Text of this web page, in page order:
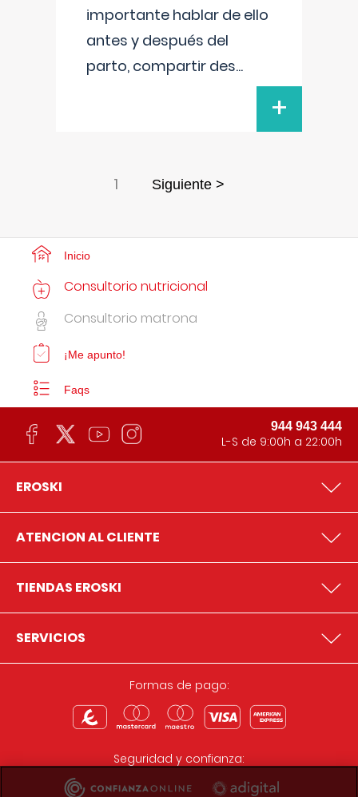
importante hablar de ello
antes y después del
parto, compartir des...
+
1 Siguiente >
Inicio
Consultorio nutricional
Consultorio matrona
¡Me apunto!
Faqs
944 943 444
L-S de 9:00h a 22:00h
EROSKI
ATENCION AL CLIENTE
TIENDAS EROSKI
SERVICIOS
Formas de pago:
Seguridad y confianza: